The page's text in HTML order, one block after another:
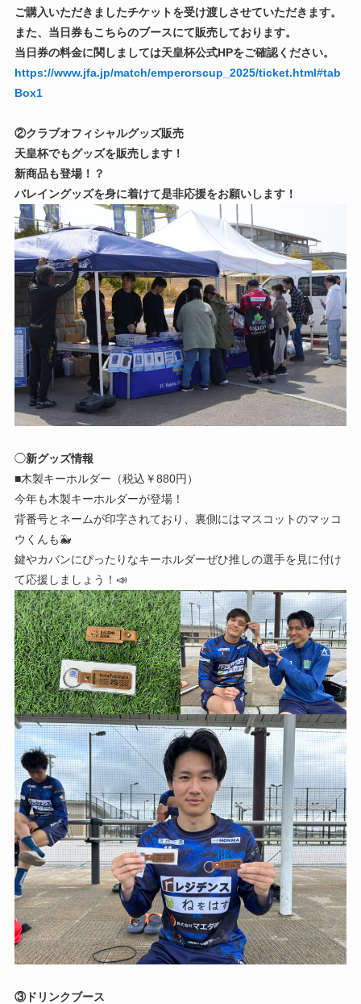
ご購入いただきましたチケットを受け渡しさせていただきます。
また、当日券もこちらのブースにて販売しております。
当日券の料金に関しましては天皇杯公式HPをご確認ください。
https://www.jfa.jp/match/emperorscup_2025/ticket.html#tab
Box1
②クラブオフィシャルグッズ販売
天皇杯でもグッズを販売します！
新商品も登場！？
バレイングッズを身に着けて是非応援をお願いします！
◯新グッズ情報
■木製キーホルダー（税込￥880円）
今年も木製キーホルダーが登場！
背番号とネームが印字されており、裏側にはマスコットのマッコ
ウくんも🐳
鍵やカバンにぴったりなキーホルダーぜひ推しの選手を見に付け
て応援しましょう！📣
③ドリンクブース